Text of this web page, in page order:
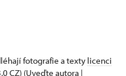
fotografie a texty licenci
CZ) (Uveďte autora |